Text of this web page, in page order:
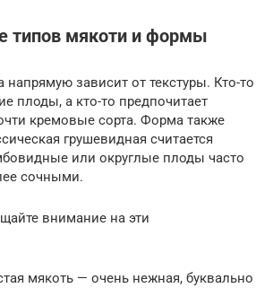
типов мякоти и формы
напрямую зависит от текстуры. Кто-то
плоды, а кто-то предпочитает
кремовые сорта. Форма также
грушевидная считается
или округлые плоды часто
сочными.
внимание на эти
мякоть — очень нежная, буквально